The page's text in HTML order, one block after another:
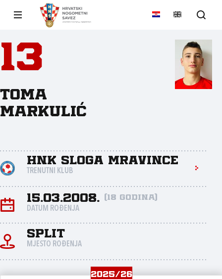
13
Toma
Markulić
HNK Sloga Mravince
TRENUTNI KLUB
15.03.2008. (18 godina)
DATUM ROĐENJA
Split
MJESTO ROĐENJA
2025/26